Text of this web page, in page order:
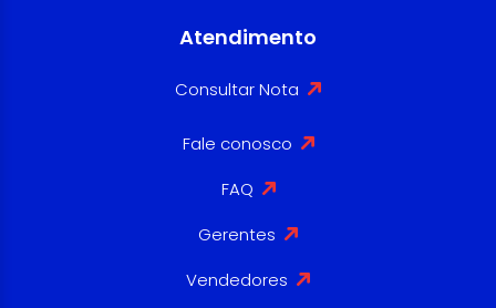
Atendimento
Consultar Nota
Fale conosco
FAQ
Gerentes
Vendedores